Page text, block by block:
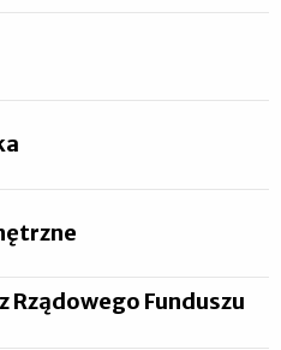
Rządowego Funduszu